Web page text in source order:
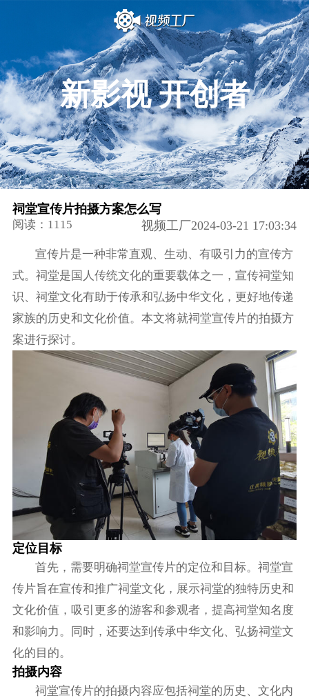
新影视 开创者
祠堂宣传片拍摄方案怎么写
阅读：1115 视频工厂2024-03-21 17:03:34
宣传片是一种非常直观、生动、有吸引力的宣传方
式。祠堂是国人传统文化的重要载体之一，宣传祠堂知
识、祠堂文化有助于传承和弘扬中华文化，更好地传递
家族的历史和文化价值。本文将就祠堂宣传片的拍摄方
案进行探讨。
定位目标
首先，需要明确祠堂宣传片的定位和目标。祠堂宣
传片旨在宣传和推广祠堂文化，展示祠堂的独特历史和
文化价值，吸引更多的游客和参观者，提高祠堂知名度
和影响力。同时，还要达到传承中华文化、弘扬祠堂文
化的目的。
拍摄内容
祠堂宣传片的拍摄内容应包括祠堂的历史、文化内